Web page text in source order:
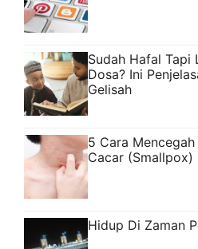
Sudah Hafal Tapi
Dosa? Ini
Gelisah
5 Cara
Cacar (Smallpox)
Hidup Di Zaman